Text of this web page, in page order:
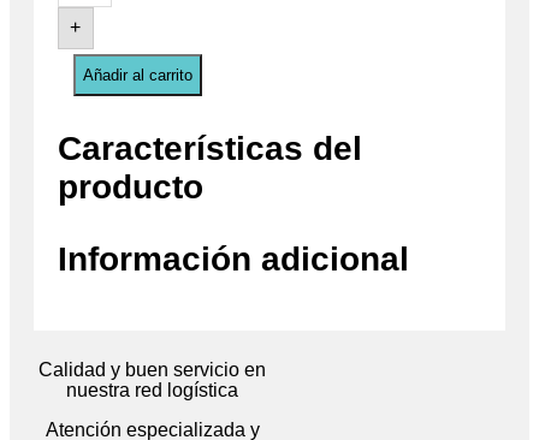
+
Añadir al carrito
Características del
producto
Información adicional
Calidad y buen servicio en
nuestra red logística
Atención especializada y